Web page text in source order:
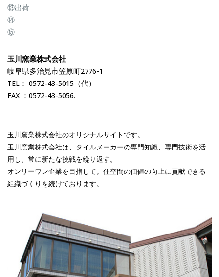
⑬出荷
⑭
⑮
玉川窯業株式会社
岐阜県多治見市笠原町2776-1
TEL： 0572-43-5015（代）
FAX ：0572-43-5056.
玉川窯業株式会社のオリジナルサイトです。
玉川窯業株式会社は、タイルメーカーの専門知識、専門技術を活
用し、常に新たな挑戦を繰り返す。
オンリーワン企業を目指して。住空間の価値の向上に貢献できる
組織づくりを続けております。